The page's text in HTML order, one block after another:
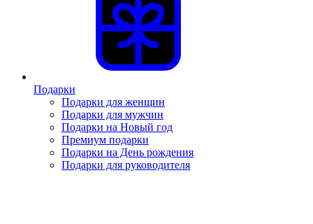
Подарки
Подарки для женщин
Подарки для мужчин
Подарки на Новый год
Премиум подарки
Подарки на День рождения
Подарки для руководителя